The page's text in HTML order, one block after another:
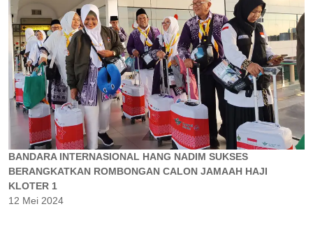
BANDARA INTERNASIONAL HANG NADIM SUKSES
BERANGKATKAN ROMBONGAN CALON JAMAAH HAJI
KLOTER 1
12 Mei 2024